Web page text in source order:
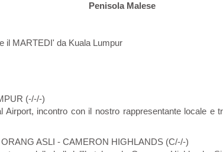
Penisola Malese
il MARTEDI' da Kuala Lumpur
(-/-/-)
Airport, incontro con il nostro rappresentante locale e
ASLI - CAMERON HIGHLANDS (C/-/-)